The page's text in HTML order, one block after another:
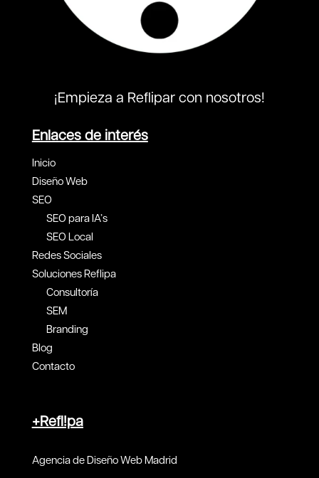
¡Empieza a Reflipar con nosotros!
Enlaces de interés
Inicio
Diseño Web
SEO
SEO para IA’s
SEO Local
Redes Sociales
Soluciones Reflipa
Consultoría
SEM
Branding
Blog
Contacto
+Refl!pa
Agencia de Diseño Web Madrid